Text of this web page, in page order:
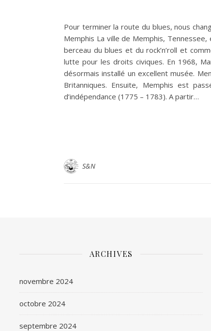
Pour terminer la route du blues, nous
Memphis La ville de Memphis,
berceau du blues et du rock’n’roll et
lutte pour les droits civiques. En 1968,
désormais installé un excellent musée.
Britanniques. Ensuite, Memphis est
d’indépendance (1775 – 1783). A partir…
S&N
ARCHIVES
novembre 2024
octobre 2024
septembre 2024